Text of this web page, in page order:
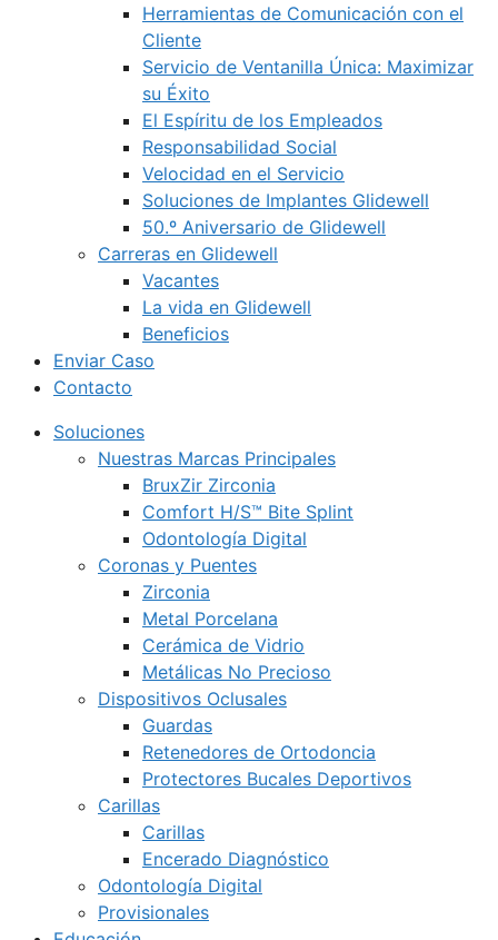
Herramientas de Comunicación con el
Cliente
Servicio de Ventanilla Única: Maximizar
su Éxito
El Espíritu de los Empleados
Responsabilidad Social
Velocidad en el Servicio
Soluciones de Implantes Glidewell
50.º Aniversario de Glidewell
Carreras en Glidewell
Vacantes
La vida en Glidewell
Beneficios
Enviar Caso
Contacto
Soluciones
Nuestras Marcas Principales
BruxZir Zirconia
Comfort H/S™ Bite Splint
Odontología Digital
Coronas y Puentes
Zirconia
Metal Porcelana
Cerámica de Vidrio
Metálicas No Precioso
Dispositivos Oclusales
Guardas
Retenedores de Ortodoncia
Protectores Bucales Deportivos
Carillas
Carillas
Encerado Diagnóstico
Odontología Digital
Provisionales